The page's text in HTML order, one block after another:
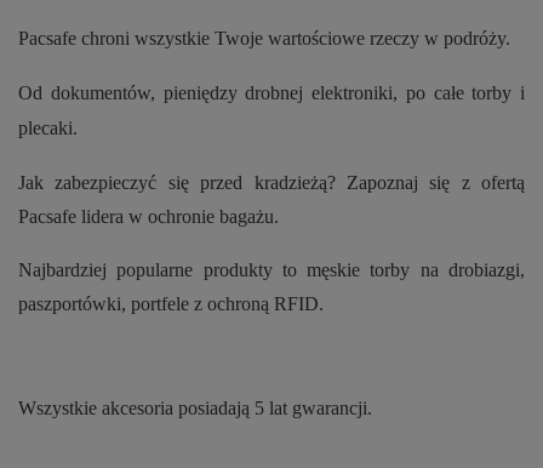
Pacsafe chroni wszystkie Twoje wartościowe rzeczy w podróży.
Od dokumentów, pieniędzy drobnej elektroniki, po całe torby i
plecaki.
Jak zabezpieczyć się przed kradzieżą? Zapoznaj się z ofertą
Pacsafe lidera w ochronie bagażu.
Najbardziej popularne produkty to męskie torby na drobiazgi,
paszportówki, portfele z ochroną RFID.
Wszystkie akcesoria posiadają 5 lat gwarancji.